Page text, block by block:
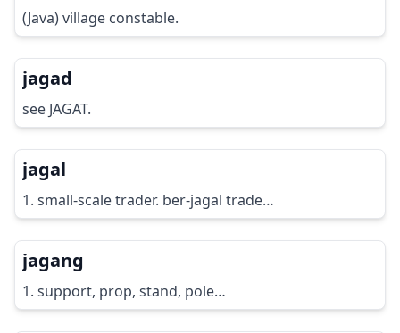
(Java) village constable.
jagad
see JAGAT.
jagal
1. small-scale trader. ber-jagal trade…
jagang
1. support, prop, stand, pole…